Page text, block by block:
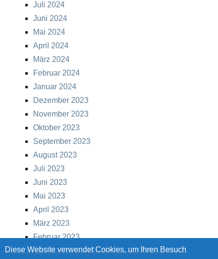
Juli 2024
Juni 2024
Mai 2024
April 2024
März 2024
Februar 2024
Januar 2024
Dezember 2023
November 2023
Oktober 2023
September 2023
August 2023
Juli 2023
Juni 2023
Mai 2023
April 2023
März 2023
Februar 2023
Januar 2023
Diese Website verwendet Cookies, um Ihren Besuch